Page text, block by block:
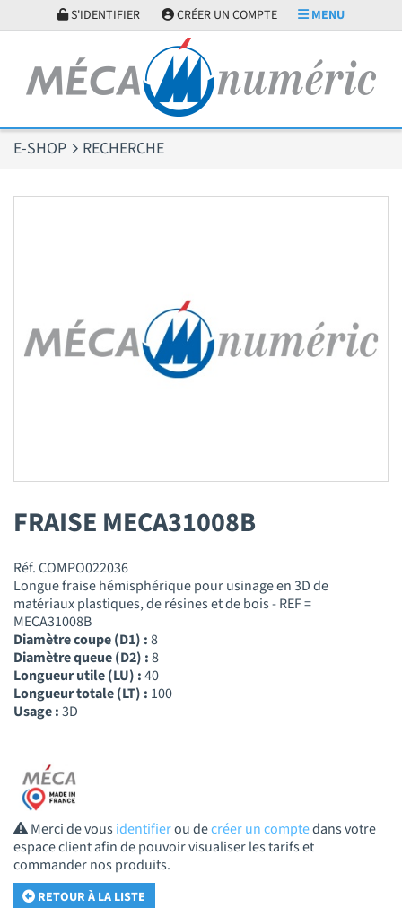
S'IDENTIFIER CRÉER UN COMPTE MENU
E-SHOP RECHERCHE
FRAISE MECA31008B
Réf. COMPO022036
Longue fraise hémisphérique pour usinage en 3D de
matériaux plastiques, de résines et de bois - REF =
MECA31008B
Diamètre coupe (D1) :8
Diamètre queue (D2) :8
Longueur utile (LU) :40
Longueur totale (LT) : 100
Usage :3D
Merci de vousidentifierou decréer un comptedans votre
espace client afin de pouvoir visualiser les tarifs et
commander nos produits.
RETOUR À LA LISTE
Panneau de gestion des cookies